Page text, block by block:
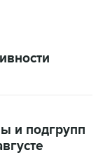
и подгрупп